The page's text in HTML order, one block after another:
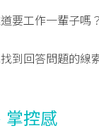
要工作一輩子嗎
到回答問題的線
掌控感